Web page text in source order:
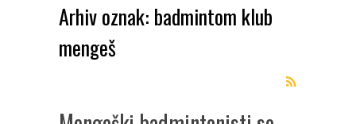
Arhiv oznak: badmintom klub
mengeš